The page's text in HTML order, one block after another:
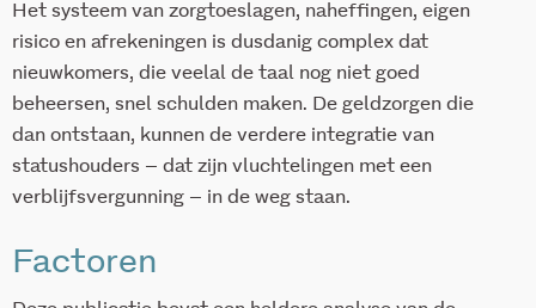
Het systeem van zorgtoeslagen, naheffingen, eigen
risico en afrekeningen is dusdanig complex dat
nieuwkomers, die veelal de taal nog niet goed
beheersen, snel schulden maken. De geldzorgen die
dan ontstaan, kunnen de verdere integratie van
statushouders – dat zijn vluchtelingen met een
verblijfsvergunning – in de weg staan.
Factoren